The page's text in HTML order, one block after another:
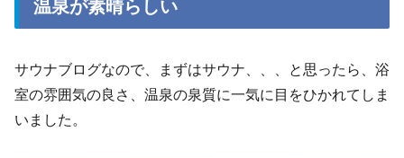
温泉が素晴らしい
サウナブログなので、まずはサウナ、、、と思ったら、浴
室の雰囲気の良さ、温泉の泉質に一気に目をひかれてしま
いました。